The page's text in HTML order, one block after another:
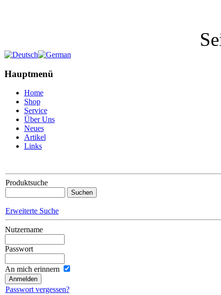
Hauptmenü
Home
Shop
Service
Über Uns
Neues
Artikel
Links
Produktsuche
Erweiterte Suche
Nutzername
Passwort
An mich erinnern
Passwort vergessen?